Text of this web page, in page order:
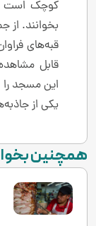
بخوانند.
قبه‌های
قابل
این مسجد را
یکی از
همچنین